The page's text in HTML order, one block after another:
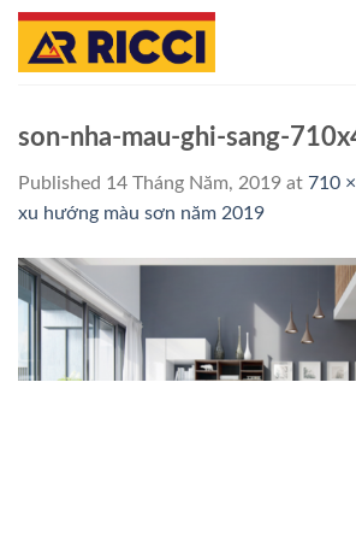
Skip
content
son-nha-mau-ghi-sang-
Published 14 Tháng Năm, 2019 at 710
xu hướng màu sơn năm 2019